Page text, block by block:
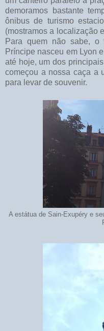
demoramos bastante
ônibus de turismo
(mostramos a localização
Para quem não sabe, o
Príncipe nasceu em Lyon
até hoje, um dos
começou a nossa caça a
para levar de souvenir.
A estátua de Sain-Exupéry e